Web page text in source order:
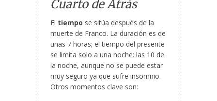
Cuarto de Atrás
El tiempo se sitúa después de la
muerte de Franco. La duración es de
unas 7 horas; el tiempo del presente
se limita solo a una noche: las 10 de
la noche, aunque no se puede estar
muy seguro ya que sufre insomnio.
Otros momentos clave son: